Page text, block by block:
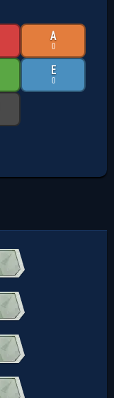
A
0
E
0